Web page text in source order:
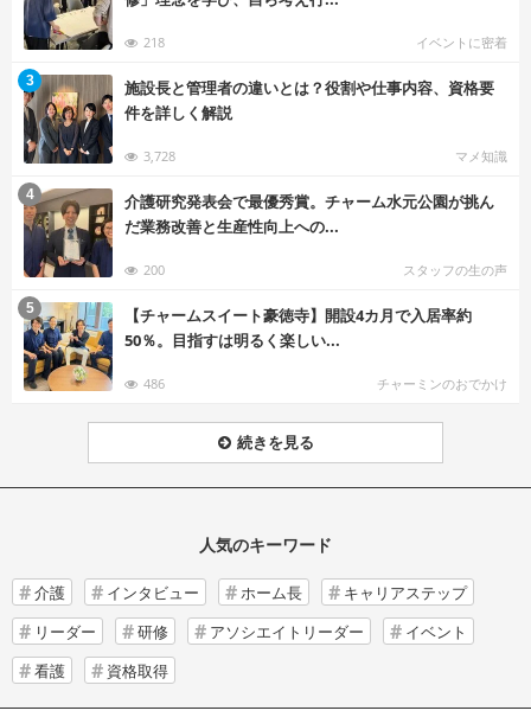
218 イベントに密着
施設長と管理者の違いとは？役割や仕事内容、資格要
件を詳しく解説
3,728 マメ知識
3
介護研究発表会で最優秀賞。チャーム水元公園が挑ん
だ業務改善と生産性向上への...
200 スタッフの生の声
4
【チャームスイート豪徳寺】開設4カ月で入居率約
50％。目指すは明るく楽しい...
486 チャーミンのおでかけ
5
続きを見る
人気のキーワード
介護 インタビュー ホーム長
キャリアステップ
リーダー
研修 アソシエイトリーダー
イベント
看護
資格取得